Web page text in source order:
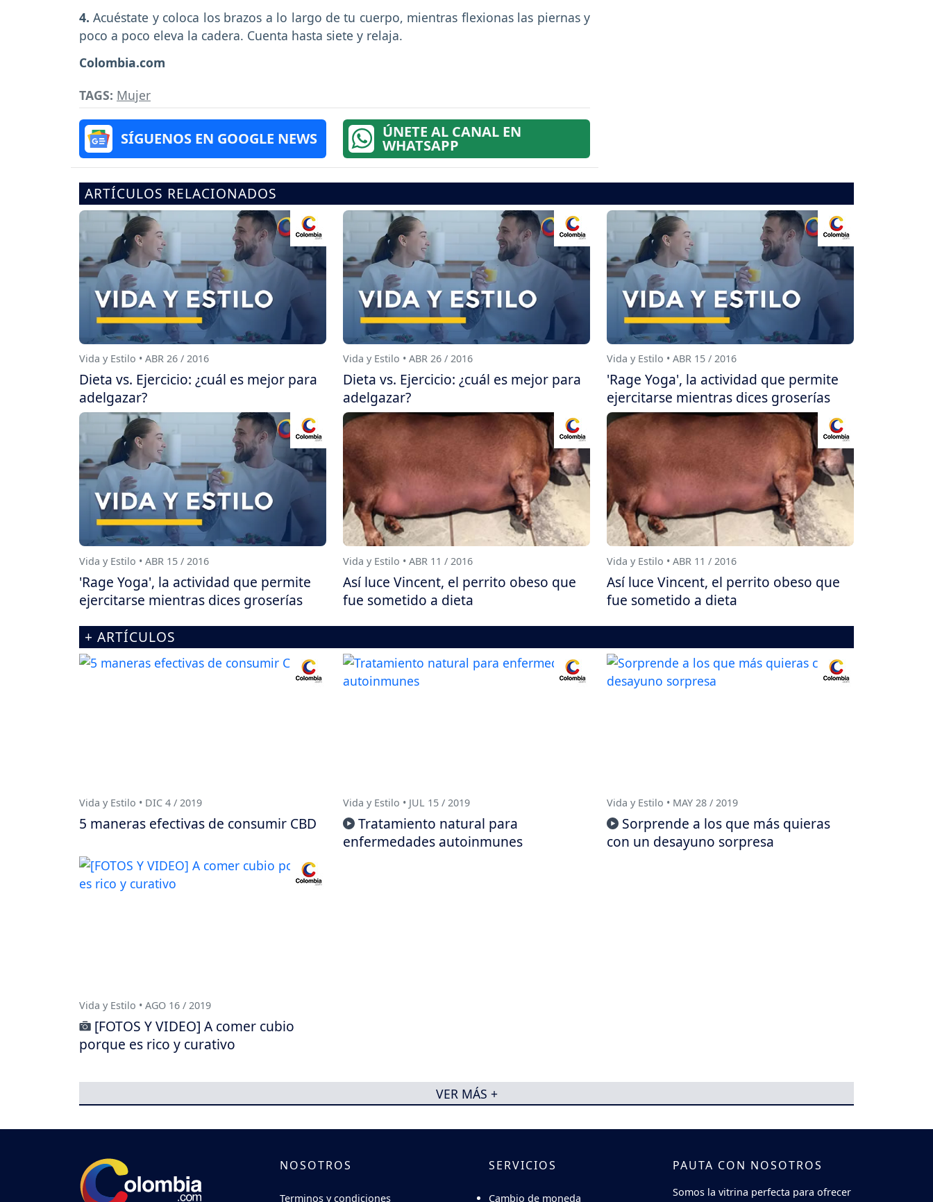
4.Acuéstate y coloca los brazos a lo largo de tu cuerpo, mientras flexionas las piernas y
poco a poco eleva la cadera. Cuenta hasta siete y relaja.
Colombia.com
TAGS: Mujer
SÍGUENOS EN GOOGLE NEWS ÚNETE AL CANAL EN
WHATSAPP
ARTÍCULOS RELACIONADOS
Vida y Estilo • ABR 26 / 2016
Dieta vs. Ejercicio: ¿cuál es mejor para
adelgazar?
Vida y Estilo • ABR 26 / 2016
Dieta vs. Ejercicio: ¿cuál es mejor para
adelgazar?
Vida y Estilo • ABR 15 / 2016
'Rage Yoga', la actividad que permite
ejercitarse mientras dices groserías
Vida y Estilo • ABR 15 / 2016
'Rage Yoga', la actividad que permite
ejercitarse mientras dices groserías
Vida y Estilo • ABR 11 / 2016
Así luce Vincent, el perrito obeso que
fue sometido a dieta
Vida y Estilo • ABR 11 / 2016
Así luce Vincent, el perrito obeso que
fue sometido a dieta
+ ARTÍCULOS
Vida y Estilo • DIC 4 / 2019
5 maneras efectivas de consumir CBD
Vida y Estilo • JUL 15 / 2019
Tratamiento natural para
enfermedades autoinmunes
Vida y Estilo • MAY 28 / 2019
Sorprende a los que más quieras
con un desayuno sorpresa
Vida y Estilo • AGO 16 / 2019
[FOTOS Y VIDEO] A comer cubio
porque es rico y curativo
VER MÁS +
NOSOTROS
Terminos y condiciones
SERVICIOS
Cambio de moneda
PAUTA CON NOSOTROS
Somos la vitrina perfecta para ofrecer